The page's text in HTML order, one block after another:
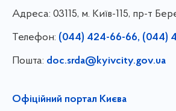
Адреса: 03115, м. Київ-115, пр-т
Телефон: (044) 424-66-66, (044)
Пошта: doc.srda@kyivcity.gov.ua
Офіційний портал Києва